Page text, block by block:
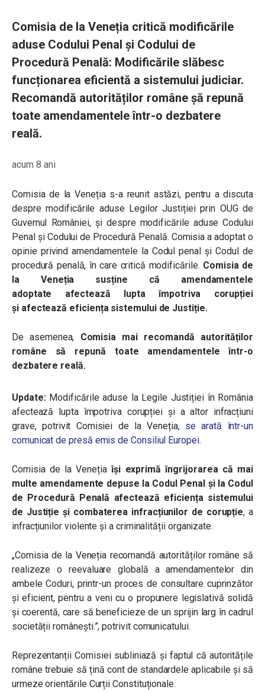
Comisia de la Veneția critică modificările
aduse Codului Penal și Codului de
Procedură Penală: Modificările slăbesc
funcționarea eficientă a sistemului judiciar.
Recomandă autorităților române șă repună
toate amendamentele într-o dezbatere
reală.
acum 8 ani
Comisia de la Veneția s-a reunit astăzi, pentru a discuta
despre modificările aduse Legilor Justiției prin OUG de
Guvernul României, și despre modificările aduse Codului
Penal și Codului de Procedură Penală. Comisia a adoptat o
opinie privind amendamentele la Codul penal și Codul de
procedură penală, în care critică modificările. Comisia de
la Veneția susține că amendamentele
adoptate afectează lupta împotriva corupției
și afectează eficiența sistemului de Justiție.
De asemenea, Comisia mai recomandă autorităților
române să repună toate amendamentele într-o
dezbatere reală.
Update: Modificările aduse la Legile Justiției în România
afectează lupta împotriva corupției și a altor infracțiuni
grave, potrivit Comisiei de la Veneția,se arată într-un
comunicat de presă emis de Consiliul Europei.
Comisia de la Venețiaîși exprimă îngrijorarea că mai
multe amendamente depuse la Codul Penal și la Codul
de Procedură Penală afectează eficiența sistemului
de Justiție și combaterea infracțiunilor de corupție, a
infracțiunilor violente și a criminalității organizate.
„Comisia de la Veneția recomandă autorităților române să
realizeze o reevaluare globală a amendamentelor din
ambele Coduri, printr-un proces de consultare cuprinzător
și eficient, pentru a veni cu o propunere legislativă solidă
și coerentă, care să beneficieze de un sprijin larg în cadrul
societății românești.”,potrivit comunicatului.
Reprezentanții Comisiei subliniază și faptul că autoritățile
române trebuie să țină cont de standardele aplicabile și să
urmeze orientările Curții Constituționale.